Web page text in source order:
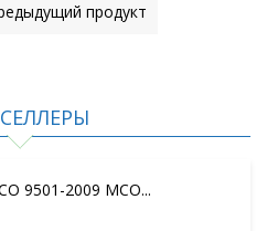
продукт
9501-2009 МСО...